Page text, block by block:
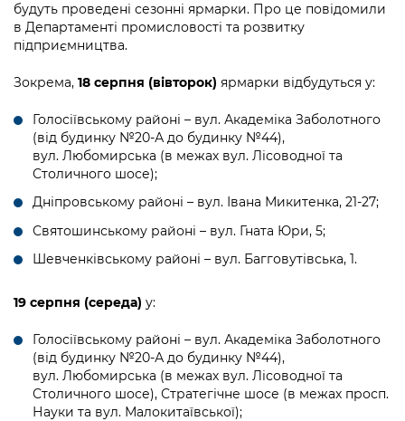
Рішення та розпорядження
Проєкти розпоряджень, що
Контактна інформація
Графік роботи та прийому громадян
Вакансії
Статистика
Звернення громадян
Регуляторна діяльність
Промисловість і наука Києва
Підприємства, установи, організації
Освіта та навчальні заклади
Дороги, транспорт та парковки
Навколишнє середовище міста
Містобудування та земельні ділянки
Культура, спорт, дозвілля
Бізнес та ліцензування
Фінанси та бюджет
Іноземцям / For foreigners
Пам'ятки культурної спадщини
Громадська експертиза
Громадський бюджет
Консультації з громадськістю
Громадська рада
Петиції
Відкритий бюджет
осіб при Київській міській військовій
адміністрації
«Ініціатива «Партнерство «Відкритий
Інформація з обмеженим доступом
Подати запит онлайн
Проекти нормативно-правових та
інших актів
Нормативна база
Питання і відповіді про публічну
інформацію
Порядок оскарження рішень, дій чи
публічну інформацію
Інформація для споживачів
Медіагалерея
КМДА / Subscribe to announcements
Порядок акредитації медіа /
Accreditation process
Подати журналістський запит /
Зйомки в лікарнях в умовах воєнного
hospitals at work under martial law
Контакти для медіа / Contacts for mass
media
Портал Послуг
будуть проведені сезонні ярмарки. Про це повідомили
в Департаменті промисловості та розвитку
підприємництва.
Зокрема, 18 серпня (вівторок) ярмарки відбудуться у:
Голосіївському районі – вул. Академіка Заболотного
(від будинку №20-А до будинку №44),
вул. Любомирська (в межах вул. Лісоводної та
Столичного шосе);
Дніпровському районі – вул. Івана Микитенка, 21-27;
Святошинському районі – вул. Гната Юри, 5;
Шевченківському районі – вул. Багговутівська, 1.
19 серпня (середа) у:
Голосіївському районі – вул. Академіка Заболотного
(від будинку №20-А до будинку №44),
вул. Любомирська (в межах вул. Лісоводної та
Столичного шосе), Стратегічне шосе (в межах просп.
Науки та вул. Малокитаївської);